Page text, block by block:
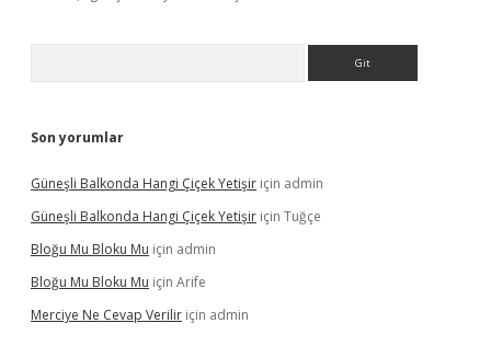
Son yorumlar
Güneşli Balkonda Hangi Çiçek Yetişir için admin
Güneşli Balkonda Hangi Çiçek Yetişir için Tuğçe
Bloğu Mu Bloku Mu için admin
Bloğu Mu Bloku Mu için Arife
Merciye Ne Cevap Verilir için admin